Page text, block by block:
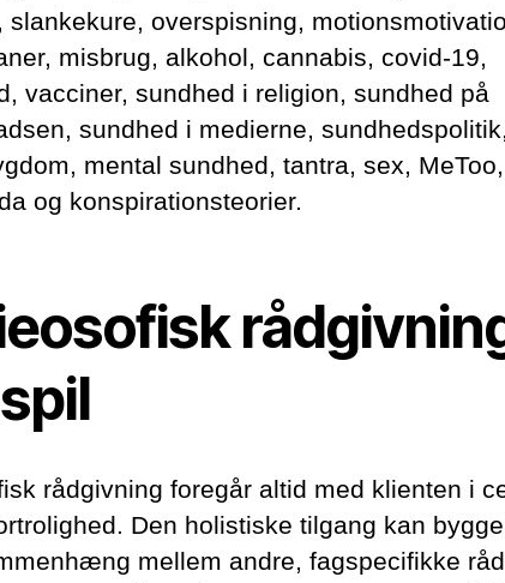
overspisning,
misbrug, alkohol, cannabis, covid-19,
vacciner, sundhed i religion, sundhed på
sundhed i medierne, sundhedspolitik,
mental sundhed, tantra, sex, MeToo,
og konspirationsteorier.
rådgivning foregår altid med klienten i
Den holistiske tilgang kan
mellem andre, fagspecifikke